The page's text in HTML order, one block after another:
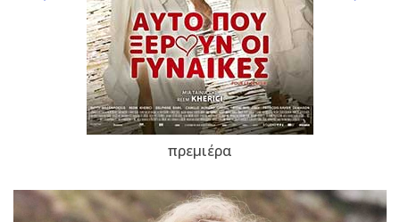
πρεμιέρα